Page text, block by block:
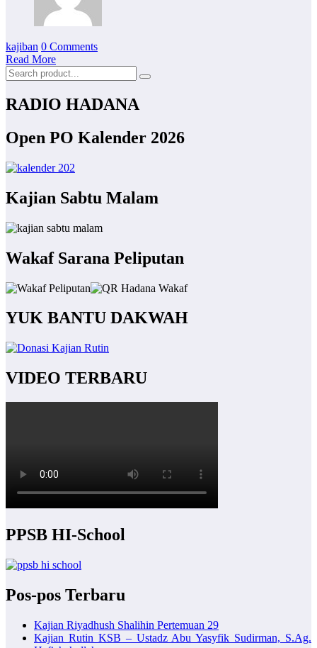
kajiban 0 Comments
Read More
RADIO HADANA
Open PO Kalender 2026
Kajian Sabtu Malam
Wakaf Sarana Peliputan
YUK BANTU DAKWAH
VIDEO TERBARU
PPSB HI-School
Pos-pos Terbaru
Kajian Riyadhush Shalihin Pertemuan 29
Kajian Rutin KSB – Ustadz Abu Yasyfik Sudirman, S.Ag.